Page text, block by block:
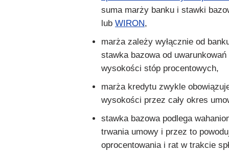
suma marży banku i stawki
lub WIRON,
marża zależy wyłącznie od
stawka bazowa od
wysokości stóp procentowych,
marża kredytu zwykle
wysokości przez cały okres
stawka bazowa podlega
trwania umowy i przez to
oprocentowania i rat w trakcie